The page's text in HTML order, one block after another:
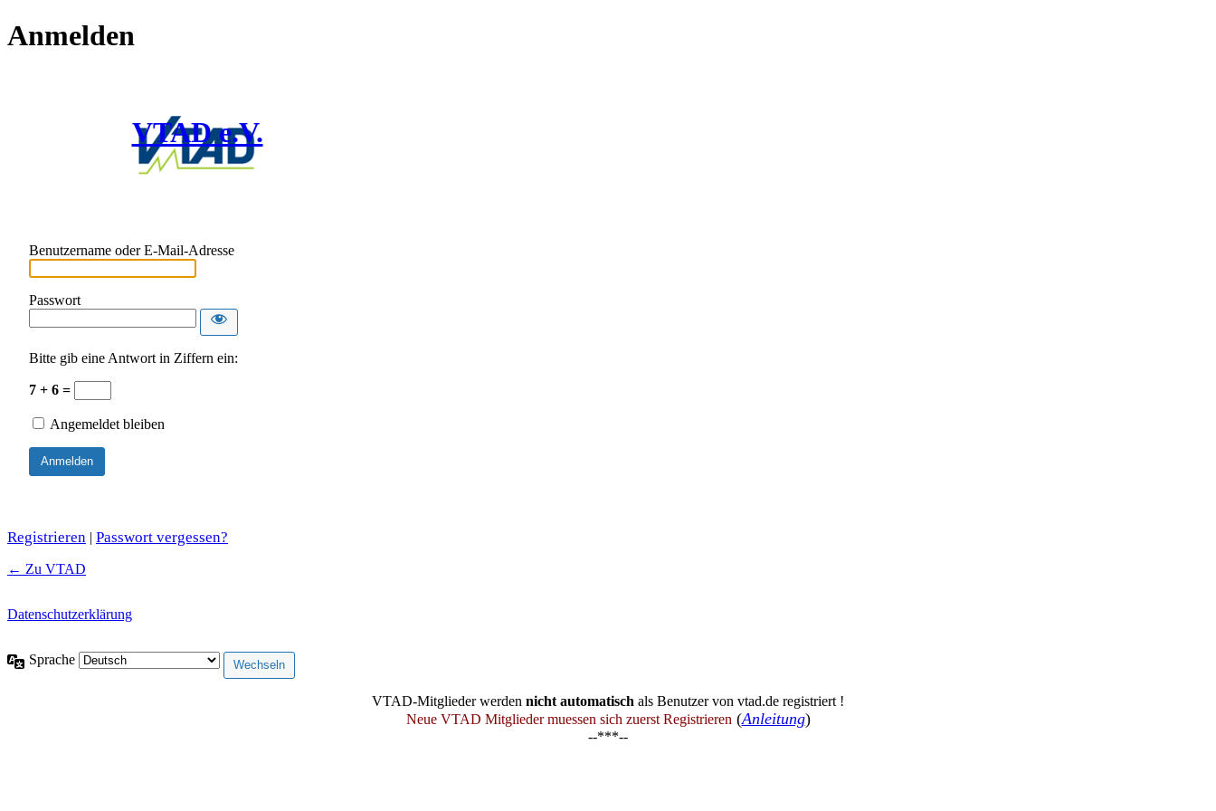
Anmelden
VTAD e.V.
Benutzername oder E-Mail-Adresse
Passwort
Bitte gib eine Antwort in Ziffern ein:
7 + 6 =
Angemeldet bleiben
Registrieren | Passwort vergessen?
← Zu VTAD
Datenschutzerklärung
Sprache
VTAD-Mitglieder werden nicht automatisch als Benutzer von vtad.de registriert !
Neue VTAD Mitglieder muessen sich zuerst Registrieren(Anleitung)
--***--